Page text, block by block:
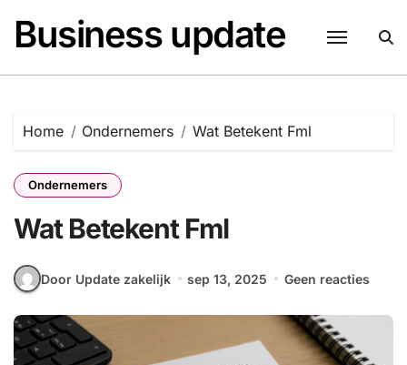
inhoud
Business update
Home Ondernemers Wat Betekent Fml
Ondernemers
Wat Betekent Fml
Door Update zakelijk sep 13, 2025 Geen reacties